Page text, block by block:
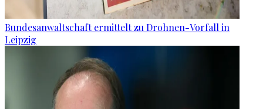
Bundesanwaltschaft ermittelt zu Drohnen-Vorfall in
Leipzig